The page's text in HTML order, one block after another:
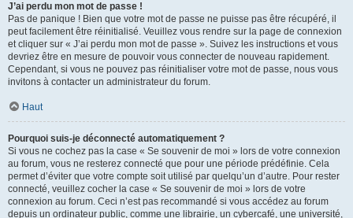
J’ai perdu mon mot de passe !
Pas de panique ! Bien que votre mot de passe ne puisse pas être récupéré, il
peut facilement être réinitialisé. Veuillez vous rendre sur la page de connexion
et cliquer sur « J’ai perdu mon mot de passe ». Suivez les instructions et vous
devriez être en mesure de pouvoir vous connecter de nouveau rapidement.
Cependant, si vous ne pouvez pas réinitialiser votre mot de passe, nous vous
invitons à contacter un administrateur du forum.
Haut
Pourquoi suis-je déconnecté automatiquement ?
Si vous ne cochez pas la case « Se souvenir de moi » lors de votre connexion
au forum, vous ne resterez connecté que pour une période prédéfinie. Cela
permet d’éviter que votre compte soit utilisé par quelqu’un d’autre. Pour rester
connecté, veuillez cocher la case « Se souvenir de moi » lors de votre
connexion au forum. Ceci n’est pas recommandé si vous accédez au forum
depuis un ordinateur public, comme une librairie, un cybercafé, une université,